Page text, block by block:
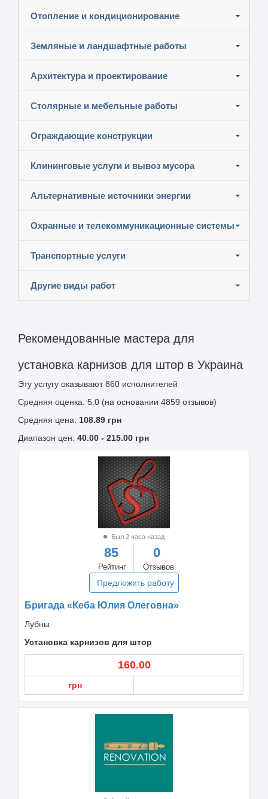
Отопление и кондиционирование
Земляные и ландшафтные работы
Архитектура и проектирование
Столярные и мебельные работы
Ограждающие конструкции
Клининговые услуги и вывоз мусора
Альтернативные источники энергии
Охранные и телекоммуникационные системы
Транспортные услуги
Другие виды работ
Рекомендованные мастера для
установка карнизов для штор в Украина
Эту услугу оказывают860 исполнителей
Средняя оценка: 5.0 (на основании 4859 отзывов)
Средняя цена: 108.89 грн
Диапазон цен: 40.00 - 215.00 грн
Был 2 часа назад
85
Рейтинг
0
Отзывов
Предложить работу
Бригада «Кеба Юлия Олеговна»
Лубны
Установка карнизов для штор
160.00
грн